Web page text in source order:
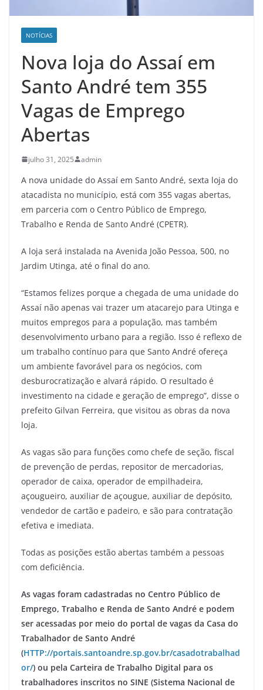
NOTÍCIAS
Nova loja do Assaí em
Santo André tem 355
Vagas de Emprego
Abertas
julho 31, 2025 admin
A nova unidade do Assaí em Santo André, sexta loja do
atacadista no município, está com 355 vagas abertas,
em parceria com o Centro Público de Emprego,
Trabalho e Renda de Santo André (CPETR).
A loja será instalada na Avenida João Pessoa, 500, no
Jardim Utinga, até o final do ano.
“Estamos felizes porque a chegada de uma unidade do
Assaí não apenas vai trazer um atacarejo para Utinga e
muitos empregos para a população, mas também
desenvolvimento urbano para a região. Isso é reflexo de
um trabalho contínuo para que Santo André ofereça
um ambiente favorável para os negócios, com
desburocratização e alvará rápido. O resultado é
investimento na cidade e geração de emprego”, disse o
prefeito Gilvan Ferreira, que visitou as obras da nova
loja.
As vagas são para funções como chefe de seção, fiscal
de prevenção de perdas, repositor de mercadorias,
operador de caixa, operador de empilhadeira,
açougueiro, auxiliar de açougue, auxiliar de depósito,
vendedor de cartão e padeiro, e são para contratação
efetiva e imediata.
Todas as posições estão abertas também a pessoas
com deficiência.
As vagas foram cadastradas no Centro Público de
Emprego, Trabalho e Renda de Santo André e podem
ser acessadas por meio do portal de vagas da Casa do
Trabalhador de Santo André
(HTTP://portais.santoandre.sp.gov.br/casadotrabalhad
or/) ou pela Carteira de Trabalho Digital para os
trabalhadores inscritos no SINE (Sistema Nacional de